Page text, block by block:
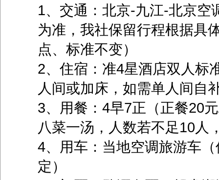
1、交通：北京-九江-北京空
为准，我社保留行程根据具
点、标准不变）
2、住宿：准4星酒店双人标
人间或加床，如需单人间自
3、用餐：4早7正（正餐20
八菜一汤，人数若不足10人
4、用车：当地空调旅游车
定）